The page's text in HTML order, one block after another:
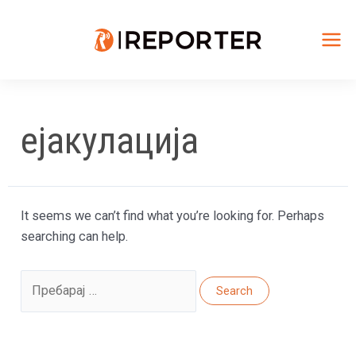
ејакулација
It seems we can’t find what you’re looking for. Perhaps
searching can help.